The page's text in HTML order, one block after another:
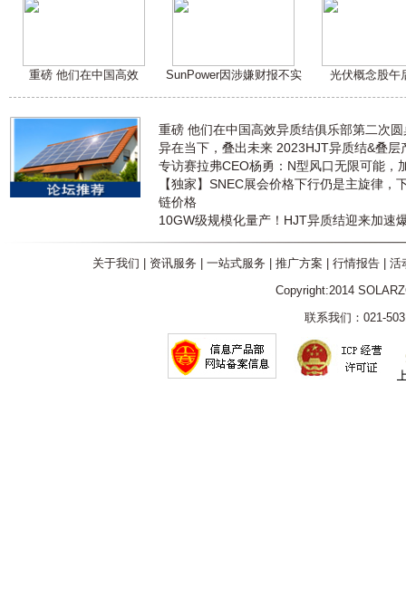
重磅 他们在中国高效 SunPower因涉嫌财报不实 光伏概念股午
重磅 他们在中国高效异质结俱乐部第二次
异在当下，叠出未来 2023HJT异质结&叠层
专访赛拉弗CEO杨勇：N型风口无限可能，
【独家】SNEC展会价格下行仍是主旋律，
链价格
10GW级规模化量产！HJT异质结迎来加速
关于我们 资讯服务 一站式服务 推广方案 行情报告| 活
Copyright:2014
联系我们：021-